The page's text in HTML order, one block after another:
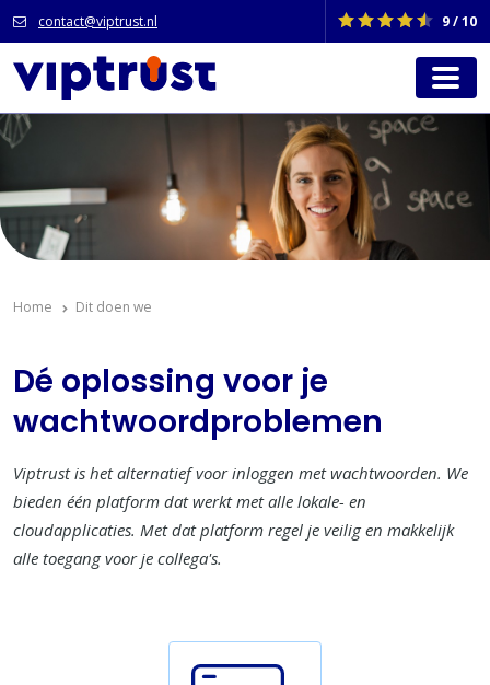
contact@viptrust.nl 9 / 10
Home Dit doen we
Dé oplossing voor je
wachtwoordproblemen
Viptrust is het alternatief voor inloggen met wachtwoorden. We
bieden één platform dat werkt met alle lokale- en
cloudapplicaties. Met dat platform regel je veilig en makkelijk
alle toegang voor je collega's.